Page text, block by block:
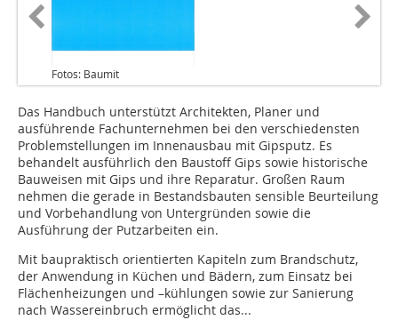
Fotos: Baumit
Das Handbuch unterstützt Architekten, Planer und
ausführende Fachunternehmen bei den verschiedensten
Problemstellungen im Innenausbau mit Gipsputz. Es
behandelt ausführlich den Baustoff Gips sowie historische
Bauweisen mit Gips und ihre Reparatur. Großen Raum
nehmen die gerade in Bestandsbauten sensible Beurteilung
und Vorbehandlung von Untergründen sowie die
Ausführung der Putzarbeiten ein.
Mit baupraktisch orientierten Kapiteln zum Brandschutz,
der Anwendung in Küchen und Bädern, zum Einsatz bei
Flächenheizungen und –kühlungen sowie zur Sanierung
nach Wassereinbruch ermöglicht das...